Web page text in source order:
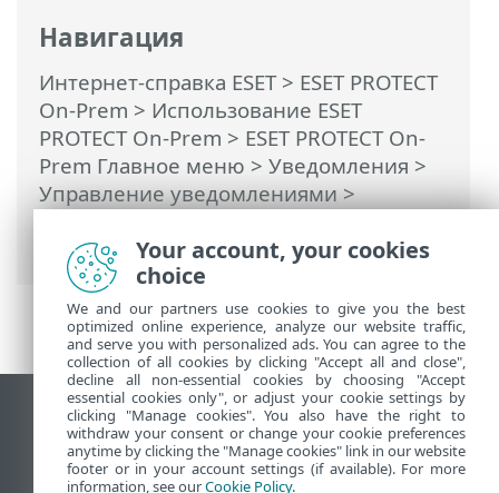
Навигация
Интернет-справка ESET> ESET PROTECT
On-Prem > Использование ESET
PROTECT On-Prem > ESET PROTECT On-
Prem Главное меню > Уведомления >
Управление уведомлениями>
или группах
Использовать сайт для ПК
End of Life
База знаний ESET
Your account, your cookies
choice
We and our partners use cookies to give you the best
optimized online experience, analyze our website traffic,
and serve you with personalized ads. You can agree to the
collection of all cookies by clicking "Accept all and close",
decline all non-essential cookies by choosing "Accept
essential cookies only", or adjust your cookie settings by
clicking "Manage cookies". You also have the right to
withdraw your consent or change your cookie preferences
anytime by clicking the "Manage cookies" link in our website
footer or in your account settings (if available). For more
information, see ourCookie Policy.